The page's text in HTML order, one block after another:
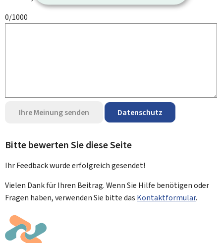
0/1000
Ihre Meinung senden Datenschutz
Bitte bewerten Sie diese Seite
Ihr Feedback wurdeerfolgreichgesendet!
Vielen Dank für Ihren Beitrag. Wenn Sie Hilfe benötigen oder
Fragen haben, verwenden Sie bitte das Kontaktformular.